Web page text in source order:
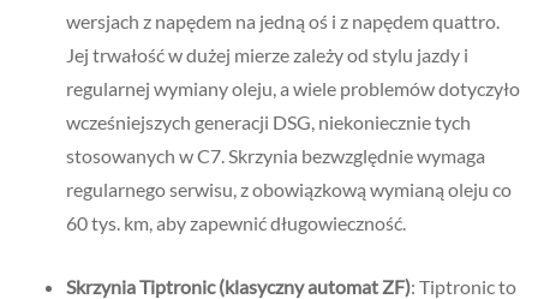
wersjach z napędem na jedną oś i z napędem quattro.
Jej trwałość w dużej mierze zależy od stylu jazdy i
regularnej wymiany oleju, a wiele problemów dotyczyło
wcześniejszych generacji DSG, niekoniecznie tych
stosowanych w C7. Skrzynia bezwzględnie wymaga
regularnego serwisu, z obowiązkową wymianą oleju co
60 tys. km, aby zapewnić długowieczność.
Skrzynia Tiptronic (klasyczny automat ZF): Tiptronic to